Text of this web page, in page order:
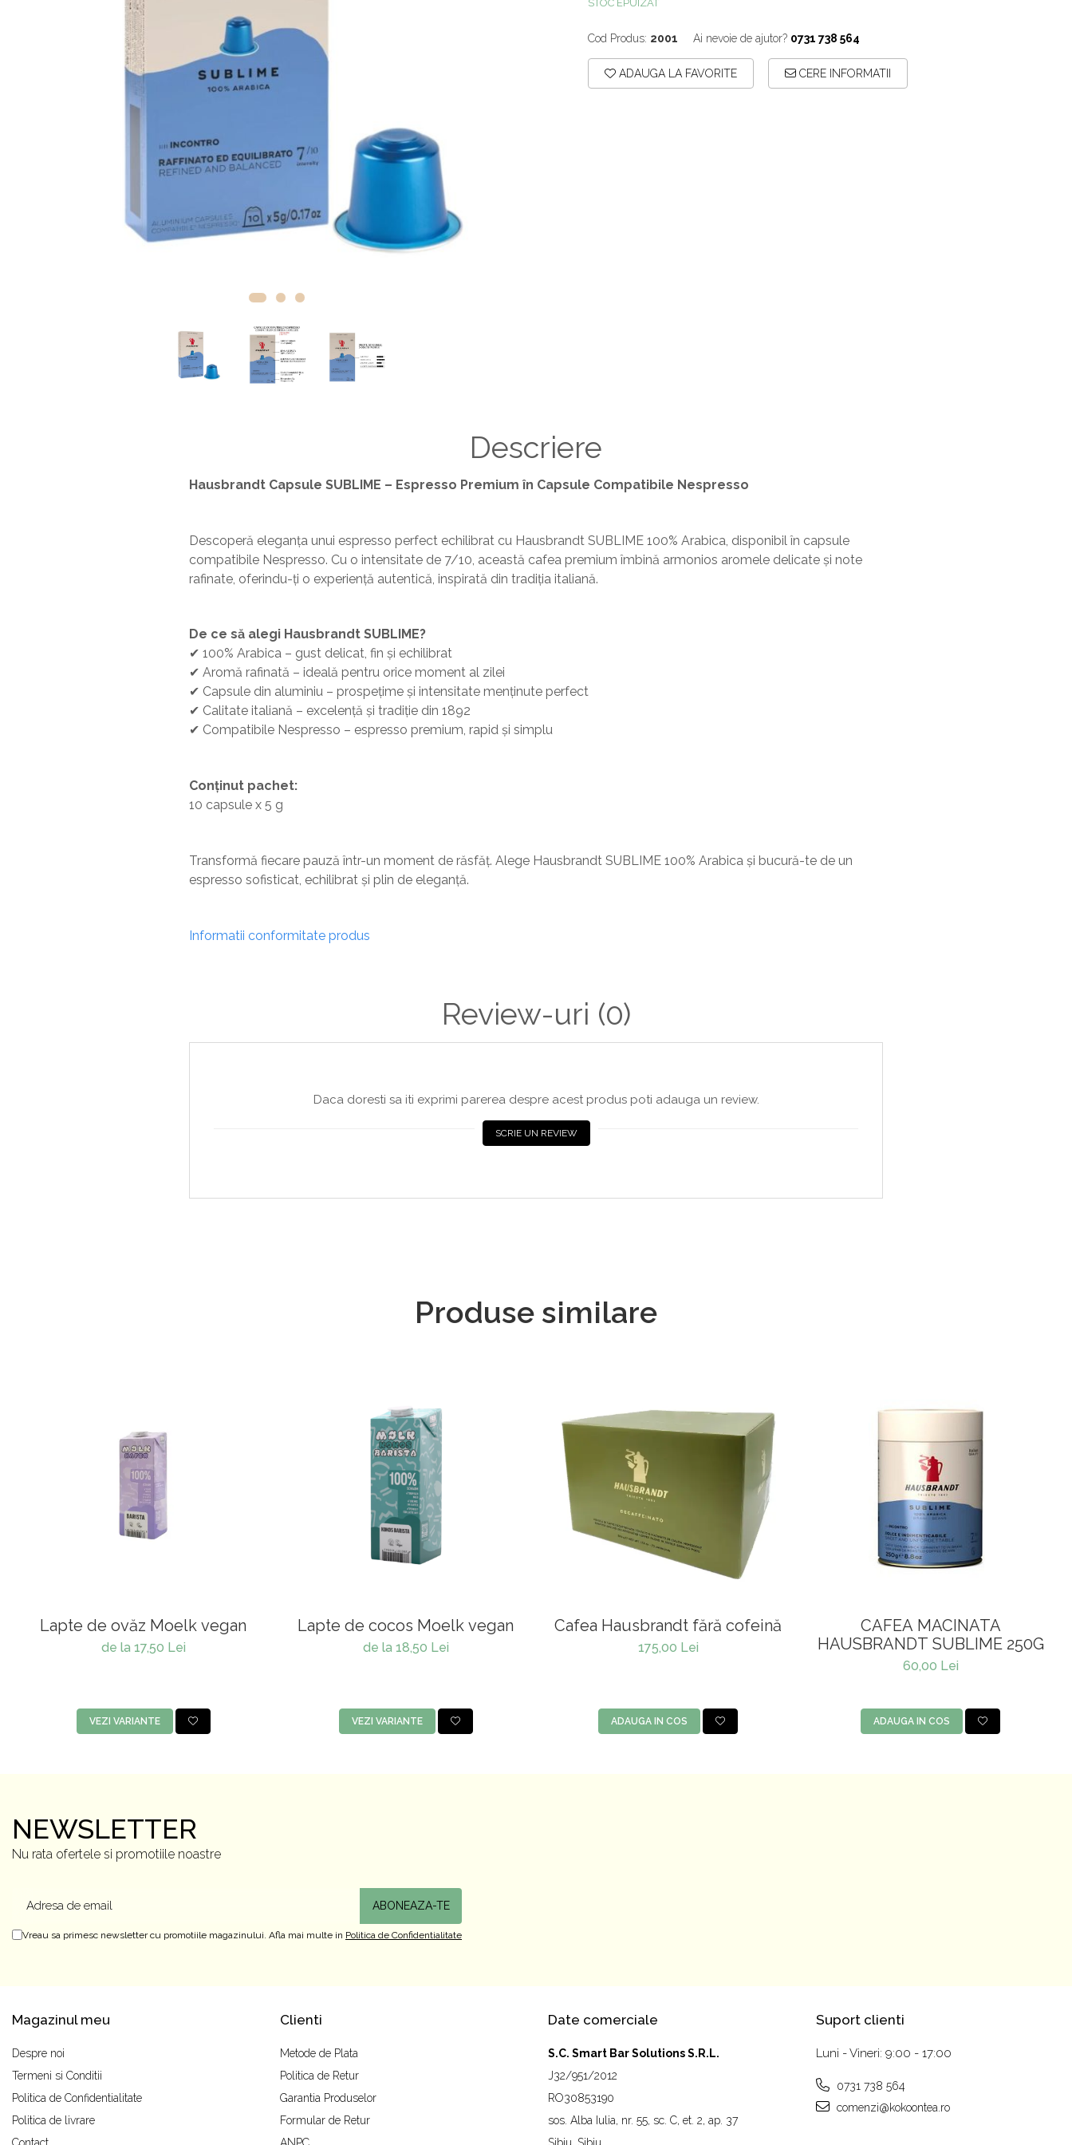
STOC EPUIZAT
Cod Produs: 2001 Ai nevoie de ajutor? 0731 738 564
ADAUGA LA FAVORITE CERE INFORMATII
Descriere
Hausbrandt Capsule SUBLIME – Espresso Premium în Capsule Compatibile Nespresso
Descoperă eleganța unui espresso perfect echilibrat cu Hausbrandt SUBLIME 100% Arabica, disponibil în capsule
compatibile Nespresso. Cu o intensitate de 7/10, această cafea premium îmbină armonios aromele delicate și note
rafinate, oferindu-ți o experiență autentică, inspirată din tradiția italiană.
De ce să alegi Hausbrandt SUBLIME?
✔ 100% Arabica – gust delicat, fin și echilibrat
✔ Aromă rafinată – ideală pentru orice moment al zilei
✔ Capsule din aluminiu – prospețime și intensitate menținute perfect
✔ Calitate italiană – excelență și tradiție din 1892
✔ Compatibile Nespresso – espresso premium, rapid și simplu
Conținut pachet:
10 capsule x 5 g
Transformă fiecare pauză într-un moment de răsfăț. Alege Hausbrandt SUBLIME 100% Arabica și bucură-te de un
espresso sofisticat, echilibrat și plin de eleganță.
Informatii conformitate produs
Review-uri (0)
Daca doresti sa iti exprimi parerea despre acest produs poti adauga un review.
SCRIE UN REVIEW
Produse similare
Lapte de ovăz Moelk vegan
de la 17,50 Lei
VEZI VARIANTE
Lapte de cocos Moelk vegan
de la 18,50 Lei
VEZI VARIANTE
Cafea Hausbrandt fără cofeină
175,00 Lei
ADAUGA IN COS
CAFEA MACINATA
HAUSBRANDT SUBLIME 250G
60,00 Lei
ADAUGA IN COS
NEWSLETTER
Nu rata ofertele si promotiile noastre
Vreau sa primesc newsletter cu promotiile magazinului. Afla mai multe in Politica de Confidentialitate
Magazinul meu
Despre noi
Termeni si Conditii
Politica de Confidentialitate
Politica de livrare
Contact
Clienti
Metode de Plata
Politica de Retur
Garantia Produselor
Formular de Retur
ANPC
Date comerciale
S.C. Smart Bar Solutions S.R.L.
J32/951/2012
RO30853190
sos. Alba Iulia, nr. 55, sc. C, et. 2, ap. 37
Sibiu, Sibiu
Suport clienti
Luni - Vineri: 9:00 - 17:00
0731 738 564
comenzi@kokoontea.ro